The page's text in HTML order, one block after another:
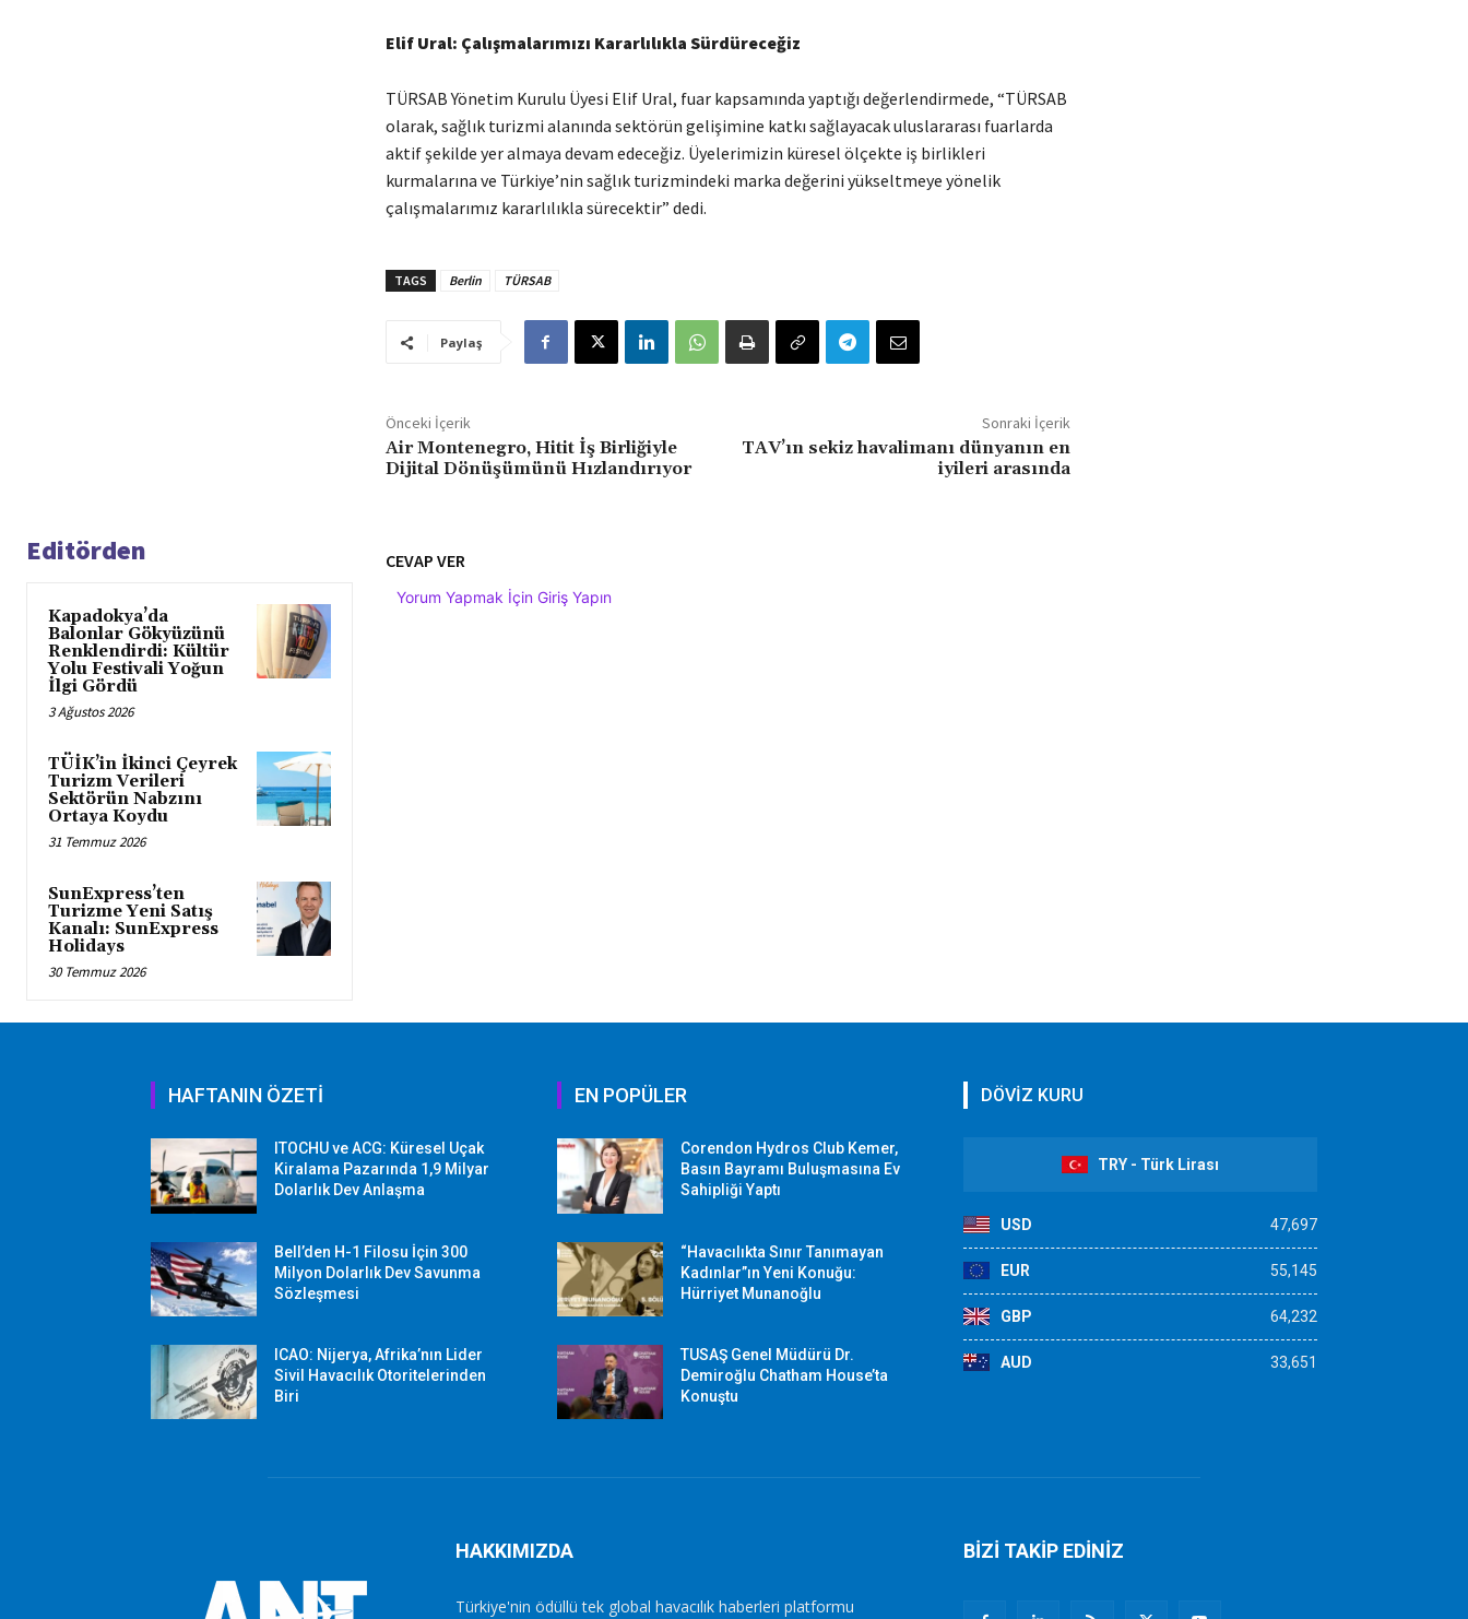
Elif Ural: Çalışmalarımızı Kararlılıkla Sürdüreceğiz
TÜRSAB Yönetim Kurulu Üyesi Elif Ural, fuar kapsamında yaptığı değerlendirmede, “TÜRSAB
olarak, sağlık turizmi alanında sektörün gelişimine katkı sağlayacak uluslararası fuarlarda
aktif şekilde yer almaya devam edeceğiz. Üyelerimizin küresel ölçekte iş birlikleri
kurmalarına ve Türkiye’nin sağlık turizmindeki marka değerini yükseltmeye yönelik
çalışmalarımız kararlılıkla sürecektir” dedi.
TAGS Berlin TÜRSAB
Paylaş
Önceki İçerik
Air Montenegro, Hitit İş Birliğiyle
Dijital Dönüşümünü Hızlandırıyor
Sonraki İçerik
TAV’ın sekiz havalimanı dünyanın en
iyileri arasında
Editörden
Kapadokya’da
Balonlar Gökyüzünü
Renklendirdi: Kültür
Yolu Festivali Yoğun
İlgi Gördü
3 Ağustos 2026
TÜİK’in İkinci Çeyrek
Turizm Verileri
Sektörün Nabzını
Ortaya Koydu
31 Temmuz 2026
SunExpress’ten
Turizme Yeni Satış
Kanalı: SunExpress
Holidays
30 Temmuz 2026
CEVAP VER
Yorum Yapmak İçin Giriş Yapın
HAFTANIN ÖZETİ
ITOCHU ve ACG: Küresel Uçak
Kiralama Pazarında 1,9 Milyar
Dolarlık Dev Anlaşma
Bell’den H-1 Filosu İçin 300
Milyon Dolarlık Dev Savunma
Sözleşmesi
ICAO: Nijerya, Afrika’nın Lider
Sivil Havacılık Otoritelerinden
Biri
EN POPÜLER
Corendon Hydros Club Kemer,
Basın Bayramı Buluşmasına Ev
Sahipliği Yaptı
“Havacılıkta Sınır Tanımayan
Kadınlar”ın Yeni Konuğu:
Hürriyet Munanoğlu
TUSAŞ Genel Müdürü Dr.
Demiroğlu Chatham House’ta
Konuştu
DÖVİZ KURU
TRY - Türk Lirası
USD 47,697
EUR 55,145
GBP 64,232
AUD 33,651
HAKKIMIZDA
Türkiye'nin ödüllü tek global havacılık haberleri platformu
BİZİ TAKİP EDİNİZ